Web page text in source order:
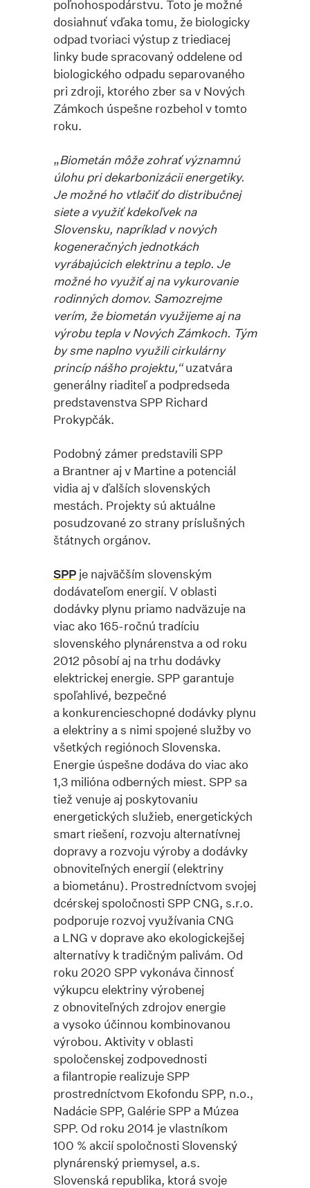
poľnohospodárstvu. Toto je možné
dosiahnuť vďaka tomu, že biologicky
odpad tvoriaci výstup z triediacej
linky bude spracovaný oddelene od
biologického odpadu separovaného
pri zdroji, ktorého zber sa v Nových
Zámkoch úspešne rozbehol v tomto
roku.
„Biometán môže zohrať významnú
úlohu pri dekarbonizácii energetiky.
Je možné ho vtlačiť do distribučnej
siete a využiť kdekoľvek na
Slovensku, napríklad v nových
kogeneračných jednotkách
vyrábajúcich elektrinu a teplo. Je
možné ho využiť aj na vykurovanie
rodinných domov. Samozrejme
verím, že biometán využijeme aj na
výrobu tepla v Nových Zámkoch. Tým
by sme naplno využili cirkulárny
princíp nášho projektu,“uzatvára
generálny riaditeľ a podpredseda
predstavenstva SPP Richard
Prokypčák.
Podobný zámer predstavili SPP
a Brantner aj v Martine a potenciál
vidia aj v ďalších slovenských
mestách. Projekty sú aktuálne
posudzované zo strany príslušných
štátnych orgánov.
SPPje najväčším slovenským
dodávateľom energií. V oblasti
dodávky plynu priamo nadväzuje na
viac ako 165-ročnú tradíciu
slovenského plynárenstva a od roku
2012 pôsobí aj na trhu dodávky
elektrickej energie. SPP garantuje
spoľahlivé, bezpečné
a konkurencieschopné dodávky plynu
a elektriny a s nimi spojené služby vo
všetkých regiónoch Slovenska.
Energie úspešne dodáva do viac ako
1,3 milióna odberných miest. SPP sa
tiež venuje aj poskytovaniu
energetických služieb, energetických
smart riešení, rozvoju alternatívnej
dopravy a rozvoju výroby a dodávky
obnoviteľných energií (elektriny
a biometánu). Prostredníctvom svojej
dcérskej spoločnosti SPP CNG, s.r.o.
podporuje rozvoj využívania CNG
a LNG v doprave ako ekologickejšej
alternatívy k tradičným palivám. Od
roku 2020 SPP vykonáva činnosť
výkupcu elektriny výrobenej
z obnoviteľných zdrojov energie
a vysoko účinnou kombinovanou
výrobou. Aktivity v oblasti
spoločenskej zodpovednosti
a filantropie realizuje SPP
prostredníctvom Ekofondu SPP, n.o.,
Nadácie SPP, Galérie SPP a Múzea
SPP. Od roku 2014 je vlastníkom
100 % akcií spoločnosti Slovenský
plynárenský priemysel, a.s.
Slovenská republika, ktorá svoje